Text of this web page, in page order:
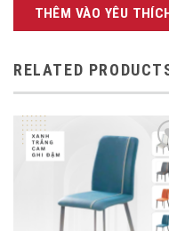
THÊM VÀO YÊU
RELATED
THÊM
THÍCH!